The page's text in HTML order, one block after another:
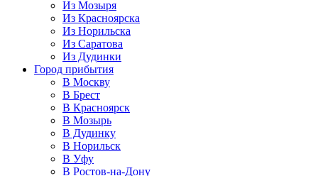
Из Мозыря
Из Красноярска
Из Норильска
Из Саратова
Из Дудинки
Город прибытия
В Москву
В Брест
В Красноярск
В Мозырь
В Дудинку
В Норильск
В Уфу
В Ростов-на-Дону